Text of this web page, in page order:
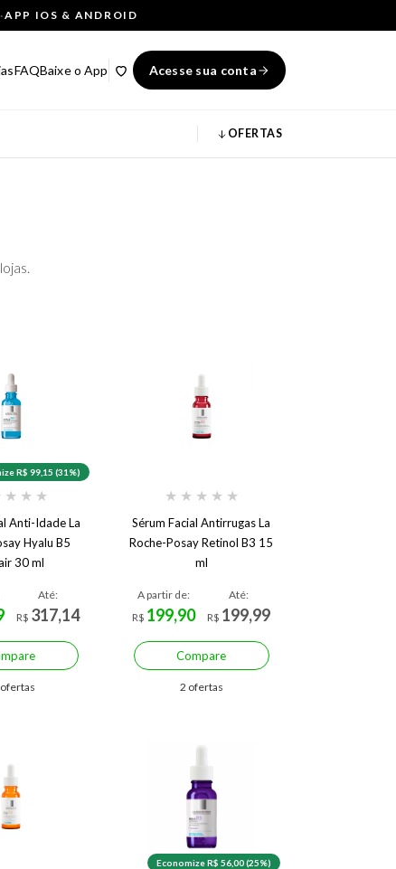
·APP IOS & ANDROID
FAQBaixe o App Acesse sua conta
OFERTAS
R$ 99,15 (31%)
★ ★ ★
Anti-Idade La
Hyalu B5
30 ml
Até:
R$ 317,14
★ ★ ★ ★ ★
Sérum Facial Antirrugas La
Roche-Posay Retinol B3 15
ml
A partir de:
R$ 199,90
Até:
R$ 199,99
Compare
2 ofertas
Economize R$ 56,00 (25%)